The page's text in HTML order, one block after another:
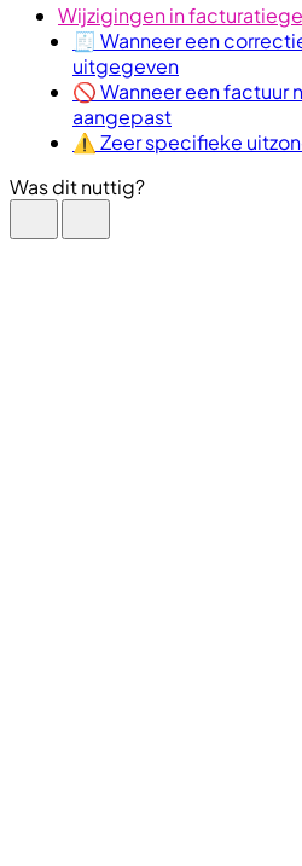
Wijzigingen in
🧾 Wanneer een
uitgegeven
🚫 Wanneer een factuur
aangepast
⚠️ Zeer specifieke
Was dit nuttig?